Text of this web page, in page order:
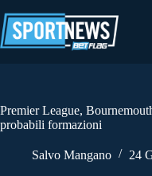
al
contenuto
Premier League,
probabili formazioni
Salvo Mangano 24